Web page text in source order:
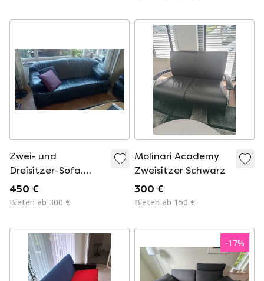
Zwei- und
Dreisitzer-Sofa.
Schwarzes Leder.
Abholung möglich.
450 €
Bieten ab 300 €
Molinari Academy
Zweisitzer Schwarz
300 €
Bieten ab 150 €
-17%